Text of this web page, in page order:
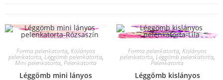
Forma pelenkatorta, Kislányos
pelenkatorta, Léggömb pelenkatorta,
Mini pelenkatorta, Pelenkatorta
Léggömb mini lányos
Forma pelenkatorta, Kislányos
pelenkatorta, Léggömb pelenkatorta,
Pelenkatorta
Léggömb kislányos